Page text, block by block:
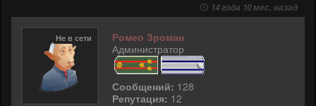
14 года 10 мес. назад
Не в сети
Ромео Зроман
Администратор
Сообщений: 128
Репутация: 12